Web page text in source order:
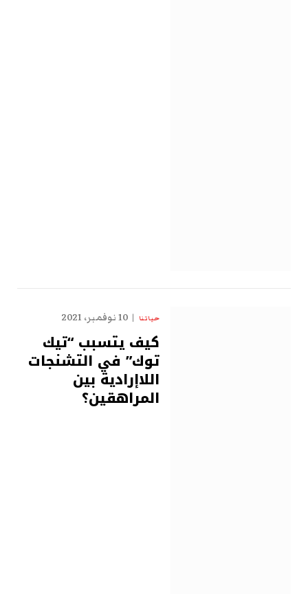
حياتنا 10 نوفمبر، 2021
كيف يتسبب “تيك
توك” في التشنجات
اللاإرادية بين
المراهقين؟